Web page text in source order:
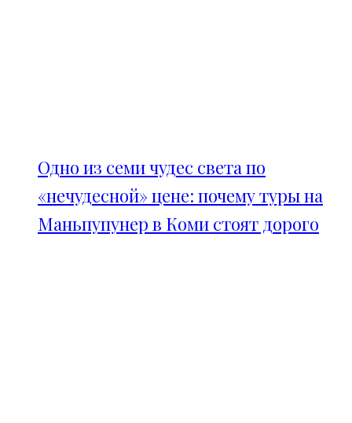
Одно из семи чудес света по
«нечудесной» цене: почему туры на
Маньпупунер в Коми стоят дорого